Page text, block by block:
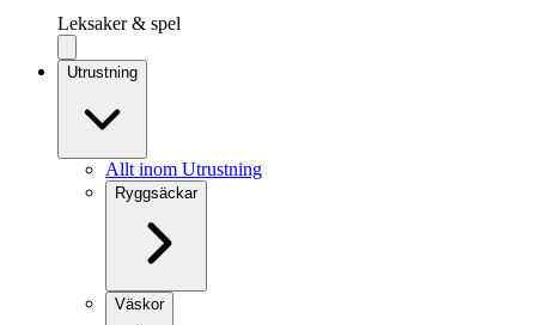
Leksaker & spel
Utrustning
Allt inom Utrustning
Ryggsäckar
Väskor